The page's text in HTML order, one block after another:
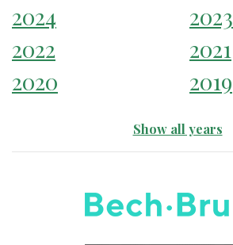
2024
2023
2022
2021
2020
2019
Show all years